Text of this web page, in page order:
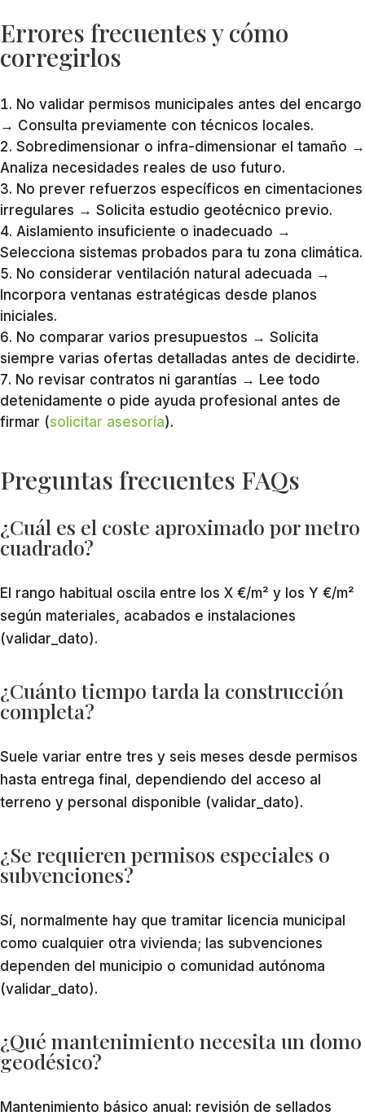
Errores frecuentes y cómo
corregirlos
No validar permisos municipales antes del encargo
→ Consulta previamente con técnicos locales.
Sobredimensionar o infra-dimensionar el tamaño →
Analiza necesidades reales de uso futuro.
No prever refuerzos específicos en cimentaciones
irregulares → Solicita estudio geotécnico previo.
Aislamiento insuficiente o inadecuado →
Selecciona sistemas probados para tu zona climática.
No considerar ventilación natural adecuada →
Incorpora ventanas estratégicas desde planos
iniciales.
No comparar varios presupuestos → Solicita
siempre varias ofertas detalladas antes de decidirte.
No revisar contratos ni garantías → Lee todo
detenidamente o pide ayuda profesional antes de
firmar (solicitar asesoría).
Preguntas frecuentes FAQs
¿Cuál es el coste aproximado por metro
cuadrado?
El rango habitual oscila entre los X €/m² y los Y €/m²
según materiales, acabados e instalaciones
(validar_dato).
¿Cuánto tiempo tarda la construcción
completa?
Suele variar entre tres y seis meses desde permisos
hasta entrega final, dependiendo del acceso al
terreno y personal disponible (validar_dato).
¿Se requieren permisos especiales o
subvenciones?
Sí, normalmente hay que tramitar licencia municipal
como cualquier otra vivienda; las subvenciones
dependen del municipio o comunidad autónoma
(validar_dato).
¿Qué mantenimiento necesita un domo
geodésico?
Mantenimiento básico anual: revisión de sellados